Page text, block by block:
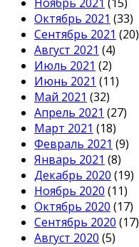
Октябрь 2021 (33)
Сентябрь 2021 (20)
Август 2021 (4)
Июль 2021 (2)
Июнь 2021 (11)
Май 2021 (32)
Апрель 2021 (27)
Март 2021 (18)
Февраль 2021 (9)
Январь 2021 (8)
Декабрь 2020 (19)
Ноябрь 2020 (11)
Октябрь 2020 (17)
Сентябрь 2020 (17)
Август 2020 (5)